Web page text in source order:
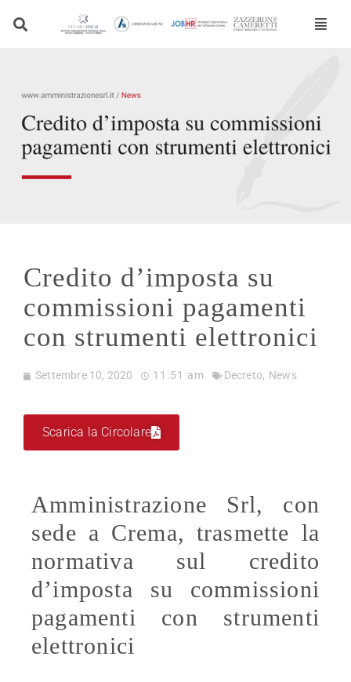
Credito d’imposta su
commissioni pagamenti
con strumenti elettronici
Settembre 10, 2020 11:51 am Decreto, News
Scarica la Circolare
Amministrazione Srl, con
sede a Crema, trasmette la
normativa sul credito
d’imposta su commissioni
pagamenti con strumenti
elettronici